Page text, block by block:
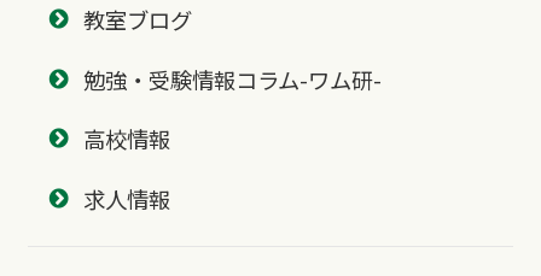
教室ブログ
勉強・受験情報コラム-ワム研-
高校情報
求人情報